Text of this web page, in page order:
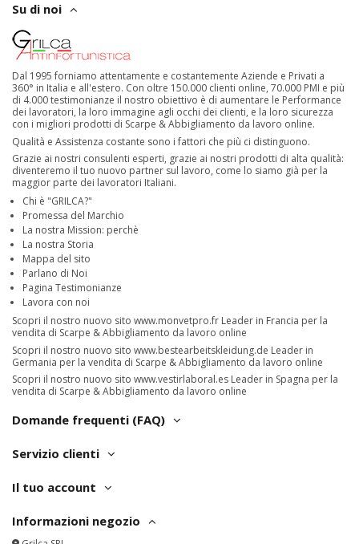
Su di noi
Dal 1995 forniamo attentamente e costantemente Aziende e Privati a
360° in Italia e all'estero. Con oltre 150.000 clienti online, 70.000 PMI e più
di 4.000 testimonianze il nostro obiettivo è di aumentare le Performance
dei lavoratori, la loro immagine agli occhi dei clienti, e la loro sicurezza
con i migliori prodotti di Scarpe & Abbigliamento da lavoro online.
Qualità e Assistenza costante sono i fattori che più ci distinguono.
Grazie ai nostri consulenti esperti, grazie ai nostri prodotti di alta qualità:
diventeremo il tuo nuovo partner sul lavoro, come lo siamo già per la
maggior parte dei lavoratori Italiani.
Chi è "GRILCA?"
Promessa del Marchio
La nostra Mission: perchè
La nostra Storia
Mappa del sito
Parlano di Noi
Pagina Testimonianze
Lavora con noi
Scopri il nostro nuovo sito www.monvetpro.fr Leader in Francia per la
vendita di Scarpe & Abbigliamento da lavoro online
Scopri il nostro nuovo sito www.bestearbeitskleidung.de Leader in
Germania per la vendita di Scarpe & Abbigliamento da lavoro online
Scopri il nostro nuovo sito www.vestirlaboral.es Leader in Spagna per la
vendita di Scarpe & Abbigliamento da lavoro online
Domande frequenti (FAQ)
Servizio clienti
Il tuo account
Informazioni negozio